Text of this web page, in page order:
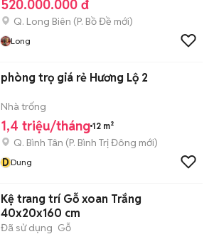
520.000.000 đ
Q. Long Biên (P. Bồ Đề mới)
Long
phòng trọ giá rẻ Hương Lộ 2
Nhà trống
1,4 triệu/tháng 12 m²
Q. Bình Tân (P. Bình Trị Đông mới)
DDung
Kệ trang trí Gỗ xoan Trắng
40x20x160 cm
Đã sử dụng Gỗ